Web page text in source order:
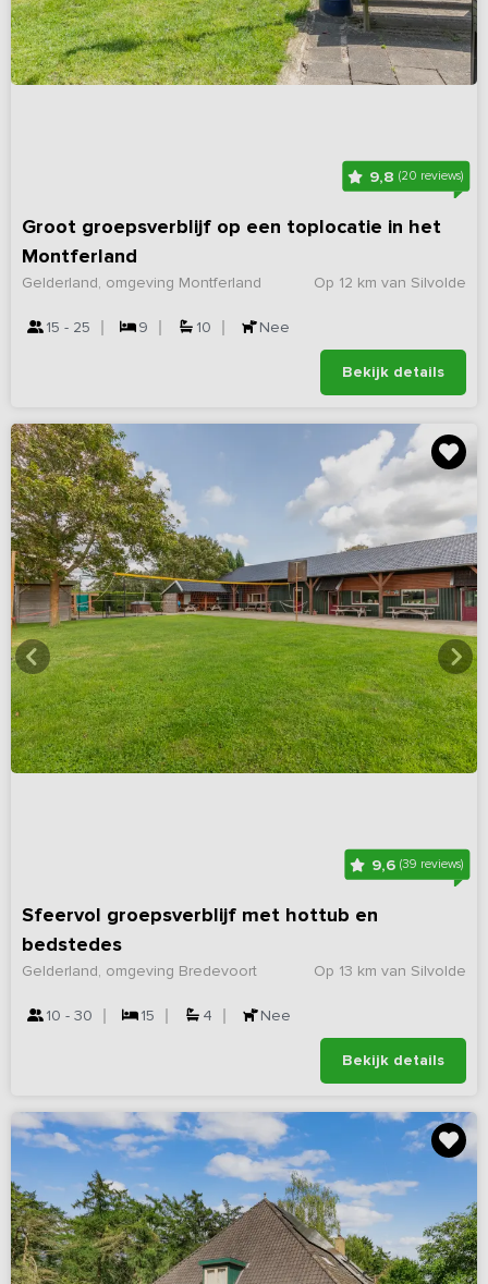
9,8 (20 reviews)
Groot groepsverblijf op een toplocatie in het
Montferland
Op 12 km van Silvolde
Gelderland, omgeving Montferland
15 - 25 9 10 Nee
Bekijk details
9,6 (39 reviews)
Sfeervol groepsverblijf met hottub en
bedstedes
Op 13 km van Silvolde
Gelderland, omgeving Bredevoort
10 - 30 15 4 Nee
Bekijk details